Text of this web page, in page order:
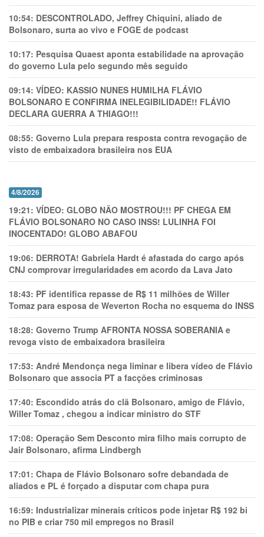
10:54: DESCONTROLADO, Jeffrey Chiquini, aliado de
Bolsonaro, surta ao vivo e FOGE de podcast
10:17: Pesquisa Quaest aponta estabilidade na aprovação
do governo Lula pelo segundo mês seguido
09:14: VÍDEO: KASSIO NUNES HUMlLHA FLÁVIO
BOLSONARO E CONFIRMA INELEGIBILIDADE!! FLÁVIO
DECLARA GUERRA A THIAGO!!!
08:55: Governo Lula prepara resposta contra revogação de
visto de embaixadora brasileira nos EUA
4/8/2026
19:21: VÍDEO: GLOBO NÃO MOSTROU!!! PF CHEGA EM
FLÁVIO BOLSONARO NO CASO INSS! LULINHA FOI
INOCENTADO! GLOBO ABAFOU
19:06: DERROTA! Gabriela Hardt é afastada do cargo após
CNJ comprovar irregularidades em acordo da Lava Jato
18:43: PF identifica repasse de R$ 11 milhões de Willer
Tomaz para esposa de Weverton Rocha no esquema do INSS
18:28: Governo Trump AFRONTA NOSSA SOBERANIA e
revoga visto de embaixadora brasileira
17:53: André Mendonça nega liminar e libera vídeo de Flávio
Bolsonaro que associa PT a facções criminosas
17:40: Escondido atrás do clã Bolsonaro, amigo de Flávio,
Willer Tomaz , chegou a indicar ministro do STF
17:08: Operação Sem Desconto mira filho mais corrupto de
Jair Bolsonaro, afirma Lindbergh
17:01: Chapa de Flávio Bolsonaro sofre debandada de
aliados e PL é forçado a disputar com chapa pura
16:59: Industrializar minerais críticos pode injetar R$ 192 bi
no PIB e criar 750 mil empregos no Brasil